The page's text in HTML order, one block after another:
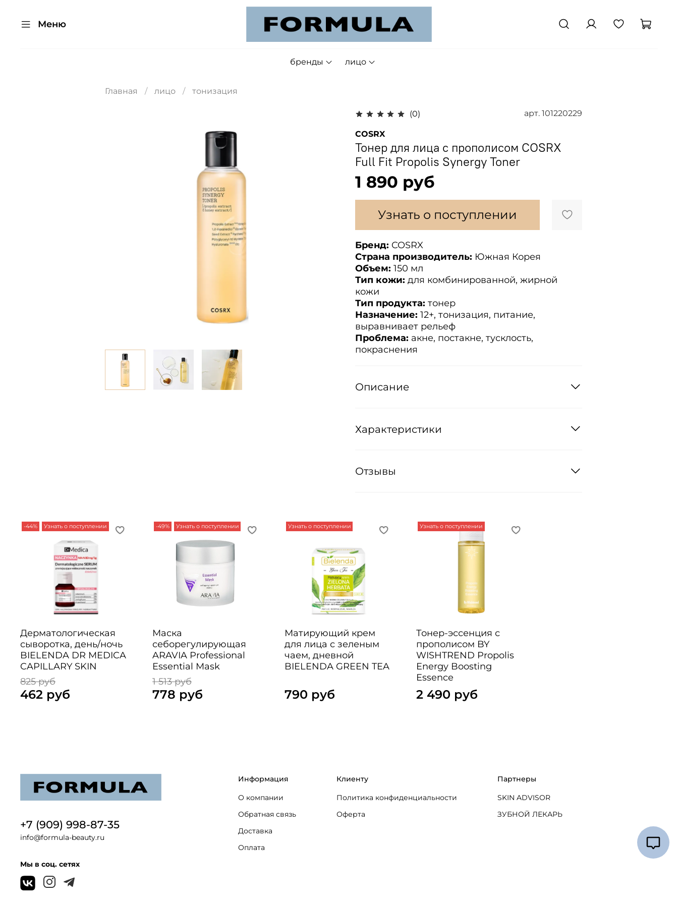
Меню
бренды лицо
Главная лицо тонизация
(0) арт. 101220229
COSRX
Тонер для лица с прополисом COSRX
Full Fit Propolis Synergy Toner
1 890 руб
Узнать о поступлении
Бренд: COSRX
Страна производитель: Южная Корея
Объем: 150 мл
Тип кожи: для комбинированной, жирной
кожи
Тип продукта: тонер
Назначение: 12+, тонизация, питание,
выравнивает рельеф
Проблема: акне, постакне, тусклость,
покраснения
Описание
Характеристики
Отзывы
-44% Узнать о поступлении
Дерматологическая
сыворотка, день/ночь
BIELENDA DR MEDICA
CAPILLARY SKIN
825 руб
462 руб
-49% Узнать о поступлении
Маска
себорегулирующая
ARAVIA Professional
Essential Mask
1 513 руб
778 руб
Узнать о поступлении
Матирующий крем
для лица с зеленым
чаем, дневной
BIELENDA GREEN TEA
790 руб
Узнать о поступлении
Тонер-эссенция с
прополисом BY
WISHTREND Propolis
Energy Boosting
Essence
2 490 руб
Информация
О компании
Обратная связь
Доставка
Оплата
Клиенту
Политика конфиденциальности
Оферта
Партнеры
SKIN ADVISOR
ЗУБНОЙ ЛЕКАРЬ
+7 (909) 998-87-35
info@formula-beauty.ru
Мы в соц. сетях